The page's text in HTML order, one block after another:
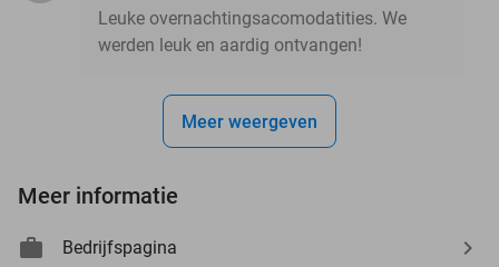
Leuke overnachtingsacomodatities. We
werden leuk en aardig ontvangen!
Meer weergeven
Meer informatie
Bedrijfspagina